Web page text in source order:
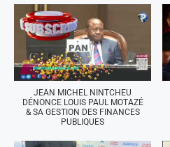
JEAN MICHEL NINTCHEU
DÉNONCE LOUIS PAUL MOTAZÉ
& SA GESTION DES FINANCES
PUBLIQUES